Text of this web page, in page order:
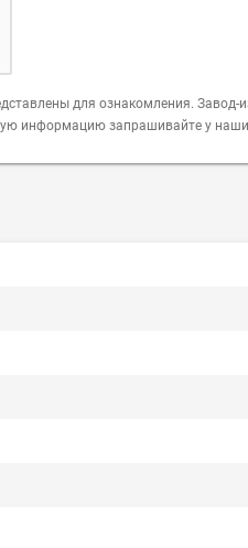
для ознакомления. Завод-
информацию запрашивайте у